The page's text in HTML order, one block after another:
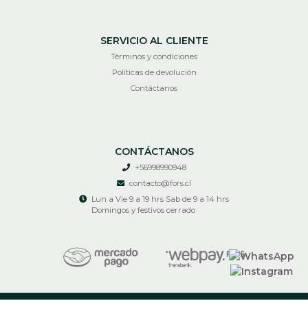
SERVICIO AL CLIENTE
Términos y condiciones
Políticas de devolución
Contáctanos
CONTÁCTANOS
+56998990948
contacto@fors.cl
Lun a Vie 9 a 19 hrs Sab de 9 a 14 hrs
Domingos y festivos cerrado